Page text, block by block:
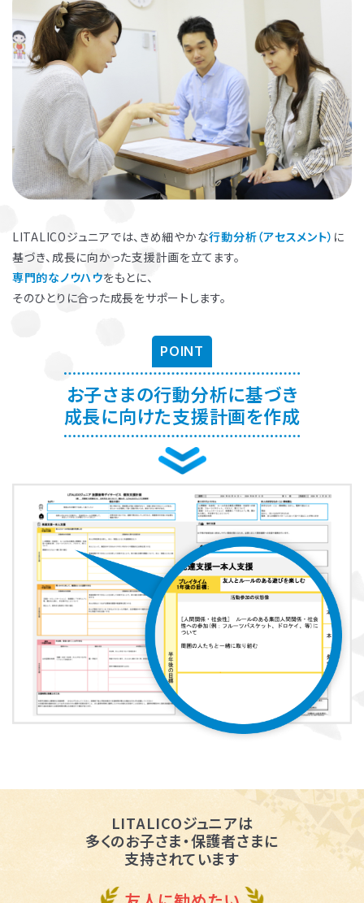
LITALICOジュニアでは、きめ細やかな行動分析（アセスメント） に
基づき、成長に向かった支援計画を立てます。
専門的なノウハウをもとに、
そのひとりに合った成長をサポートします。
POINT
お子さまの行動分析に基づき
成長に向けた支援計画を作成
LITALICOジュニアは
多くのお子さま・保護者さまに
支持されています
お子さまのやる気を引き出し、
保護者さまのストレス軽減に役立つ
よくある質問
ペアレントトレーニングを受講するとどんな効果がありますか？
り、怒る回数が減る、ということが研究を通して実証されています。
た、これまで1500名以上の方が受講され、「毎日のようにあった癇癪
が減った」「今まで何回言ってもやってくれなかった宿題をやるように
なった」など、多くの方にご好評をいただいています。
プログラムを聞くだけですか？
プログラムは、講座を聞くだけでなく、テキストに書き込んでいただい
たり、保護者さまと講師とで対話したりしながら進めます。
受講時に学んだ内容を自宅に帰ってお子さまに実践していただき、そ
の結果を後日報告いただき振り返りしていきます。
お子さまにあった関わりを習慣的に実践していただけるように、座学
と実践の繰り返しで講師がサポートしていきます。